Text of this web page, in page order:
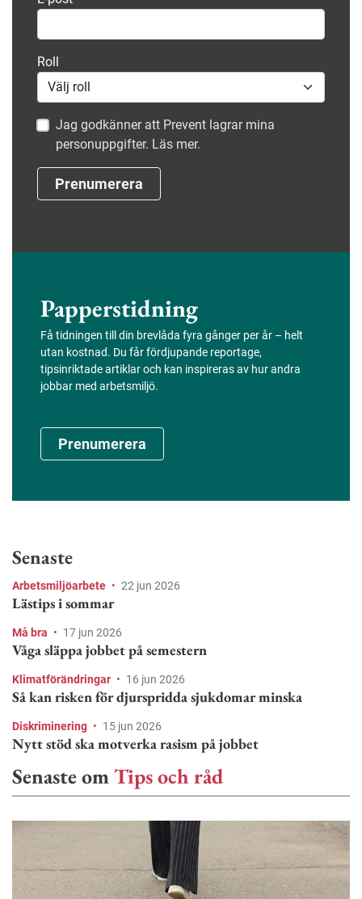
Roll
Jag godkänner att Prevent lagrar mina
personuppgifter. Läs mer.
Prenumerera
Papperstidning
Få tidningen till din brevlåda fyra gånger per år – helt
utan kostnad. Du får fördjupande reportage,
tipsinriktade artiklar och kan inspireras av hur andra
jobbar med arbetsmiljö.
Prenumerera
Senaste
Arbetsmiljöarbete • 22 jun 2026
Lästips i sommar
Må bra • 17 jun 2026
Våga släppa jobbet på semestern
Klimatförändringar • 16 jun 2026
Så kan risken för djurspridda sjukdomar minska
Diskriminering • 15 jun 2026
Nytt stöd ska motverka rasism på jobbet
Senaste omTips och råd